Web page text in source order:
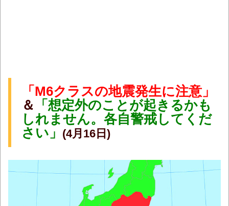
「M6クラスの地震発生に注意」
＆ 「想定外のことが起きるかも
しれません。各自警戒してくだ
さい」 (4月16日)